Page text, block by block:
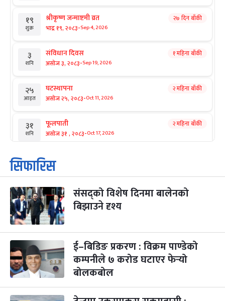
१९
शुक्र
श्रीकृष्ण जन्माष्टमी व्रत
भाद्र १९, २०८३-Sep 4, 2026
२७ दिन बाँकी
३
शनि
संविधान दिवस
असोज ३, २०८३-Sep 19, 2026
१ महिना बाँकी
२५
आइत
घटस्थापना
असोज २५, २०८३-Oct 11, 2026
२ महिना बाँकी
३१
शनि
फूलपाती
असोज ३१ , २०८३-Oct 17, 2026
२ महिना बाँकी
१
आइत
कार्तिक सङ्क्रान्ति
कार्तिक १, २०८३
३
मंगल
महानवमी
कार्तिक ३, २०८३-Oct 20, 2026
२ महिना बाँकी
४
बुध कार्तिक ४, २०८३ -Oct 21, 2026
५
बिहि
पापा‌ङ्कुशा एकादशी व्रत
कार्तिक ५, २०८३-Oct 22, 2026
२ महिना बाँकी
सिफारिस
संसद्को विशेष दिनमा बालेनको
बिझाउने दृश्य
ई–बिडिङ प्रकरण : विक्रम पाण्डेको
कम्पनीले ७ करोड घटाएर फेर्‍यो
बोलकबोल